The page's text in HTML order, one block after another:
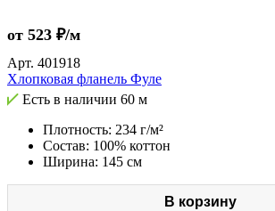
от 523 ₽/м
Арт. 401918
Хлопковая фланель Фуле
Есть в наличии 60 м
Плотность: 234 г/м²
Состав: 100% коттон
Ширина: 145 см
В корзину